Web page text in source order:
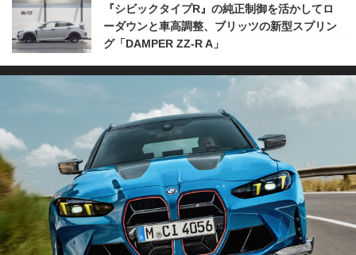
『シビックタイプR』の純正制御を活かしてロ
ーダウンと車高調整、ブリッツの新型スプリン
グ「DAMPER ZZ-R A」